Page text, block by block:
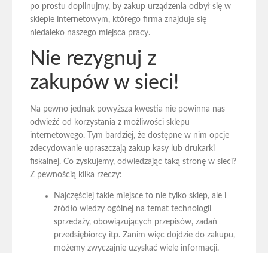
po prostu dopilnujmy, by zakup urządzenia odbył się w
sklepie internetowym, którego firma znajduje się
niedaleko naszego miejsca pracy.
Nie rezygnuj z
zakupów w sieci!
Na pewno jednak powyższa kwestia nie powinna nas
odwieźć od korzystania z możliwości sklepu
internetowego. Tym bardziej, że dostępne w nim opcje
zdecydowanie upraszczają zakup kasy lub drukarki
fiskalnej. Co zyskujemy, odwiedzając taką stronę w sieci?
Z pewnością kilka rzeczy:
Najczęściej takie miejsce to nie tylko sklep, ale i
źródło wiedzy ogólnej na temat technologii
sprzedaży, obowiązujących przepisów, zadań
przedsiębiorcy itp. Zanim więc dojdzie do zakupu,
możemy zwyczajnie uzyskać wiele informacji.